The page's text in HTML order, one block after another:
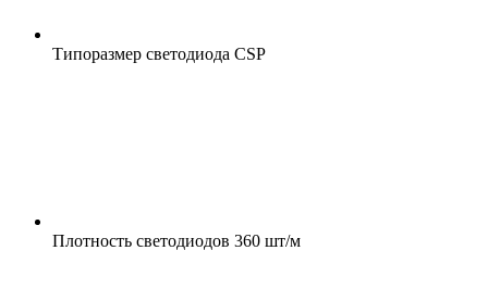
Типоразмер светодиода CSP
Плотность светодиодов 360 шт/м